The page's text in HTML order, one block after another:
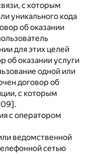
с которым
уникального кода
об оказании
для этих целей
об оказании услуги
одной или
договор об
с которым
с оператором
ведомственной
сетью